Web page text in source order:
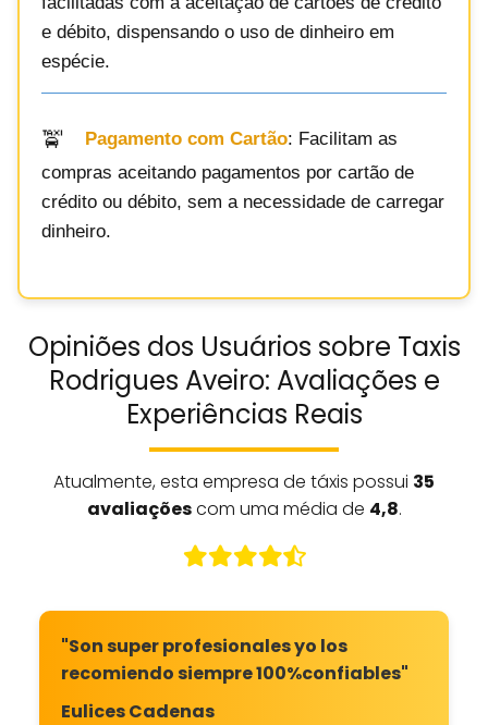
e débito, dispensando o uso de dinheiro em
espécie.
Pagamento com Cartão: Facilitam as
compras aceitando pagamentos por cartão de
crédito ou débito, sem a necessidade de carregar
dinheiro.
Opiniões dos Usuários sobre Taxis
Rodrigues Aveiro: Avaliações e
Experiências Reais
Atualmente, esta empresa de táxis possui 35
avaliaçõescom uma média de 4,8.
"Son super profesionales yo los
recomiendo siempre 100%confiables"
Eulices Cadenas